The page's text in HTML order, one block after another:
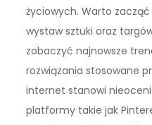
życiowych. Warto
wystaw sztuki oraz
zobaczyć najnowsze
rozwiązania stosowane
internet stanowi
platformy takie jak